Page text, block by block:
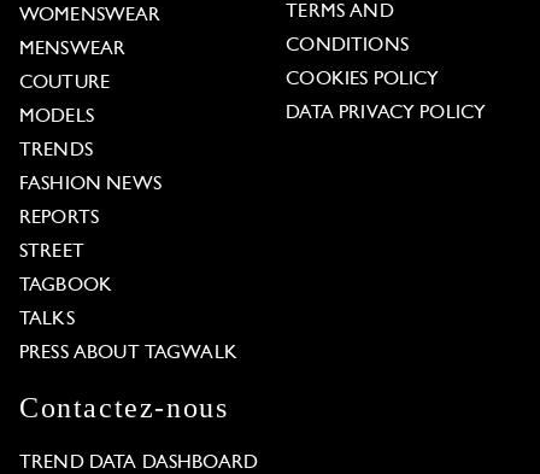
WOMENSWEAR
MENSWEAR
COUTURE
MODELS
TRENDS
FASHION NEWS
REPORTS
STREET
TAGBOOK
TALKS
PRESS ABOUT TAGWALK
TERMS AND
CONDITIONS
COOKIES POLICY
DATA PRIVACY POLICY
Contactez-nous
TREND DATA DASHBOARD